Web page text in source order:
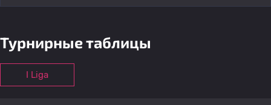
Турнирные таблицы
I Liga